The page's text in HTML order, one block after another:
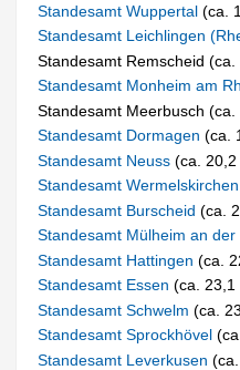
Standesamt Wuppertal(ca.
Standesamt Leichlingen
Standesamt Remscheid (ca.
Standesamt Monheim am
Standesamt Meerbusch (ca.
Standesamt Dormagen(ca.
Standesamt Neuss(ca. 20,2
Standesamt
Standesamt Burscheid(ca.
Standesamt Mülheim an
Standesamt Hattingen(ca.
Standesamt Essen(ca. 23,1
Standesamt Schwelm(ca.
Standesamt Sprockhövel
Standesamt Leverkusen